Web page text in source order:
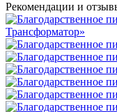
Рекомендации и